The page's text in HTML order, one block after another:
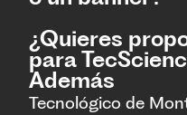
¿Quieres
para
Además
Tecnológico de